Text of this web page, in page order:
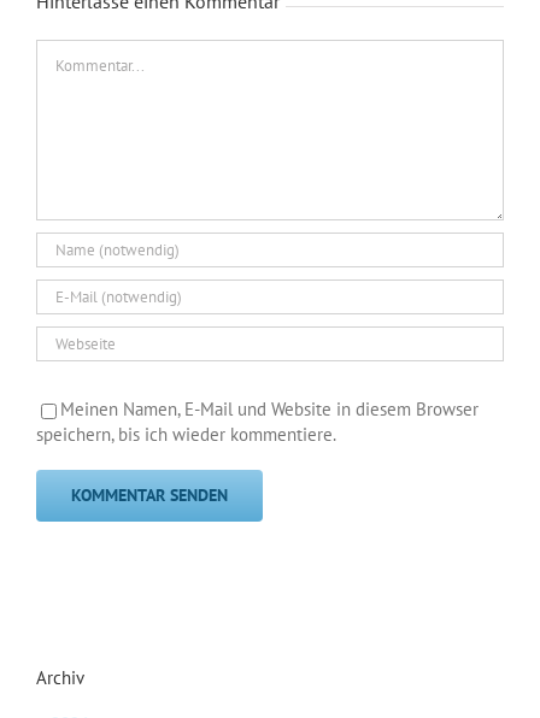
Meinen Namen, E-Mail und Website in diesem Browser
speichern, bis ich wieder kommentiere.
Archiv